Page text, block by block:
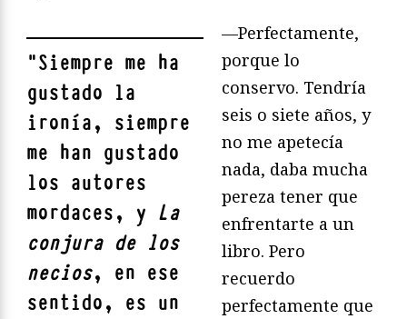
"Siempre me ha
gustado la
ironía, siempre
me han gustado
los autores
mordaces, y La
conjura de los
necios, en ese
sentido, es un
—Perfectamente,
porque lo
conservo. Tendría
seis o siete años, y
no me apetecía
nada, daba mucha
pereza tener que
enfrentarte a un
libro. Pero
recuerdo
perfectamente que